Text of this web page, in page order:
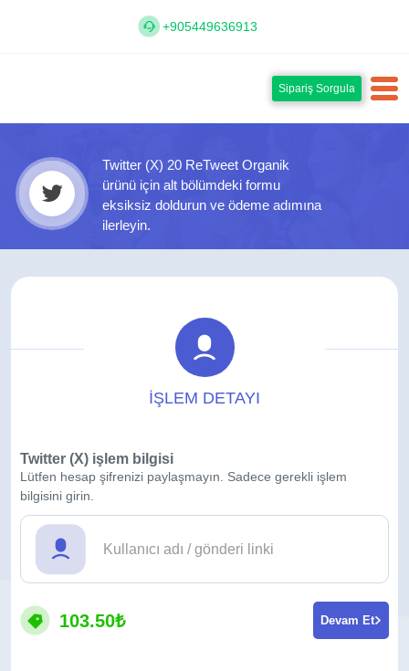
+905449636913
Sipariş Sorgula
Twitter (X) 20 ReTweet Organik
ürünü için alt bölümdeki formu
eksiksiz doldurun ve ödeme adımına
ilerleyin.
İŞLEM DETAYI
Twitter (X) işlem bilgisi
Lütfen hesap şifrenizi paylaşmayın. Sadece gerekli işlem
bilgisini girin.
103.50₺ Devam Et